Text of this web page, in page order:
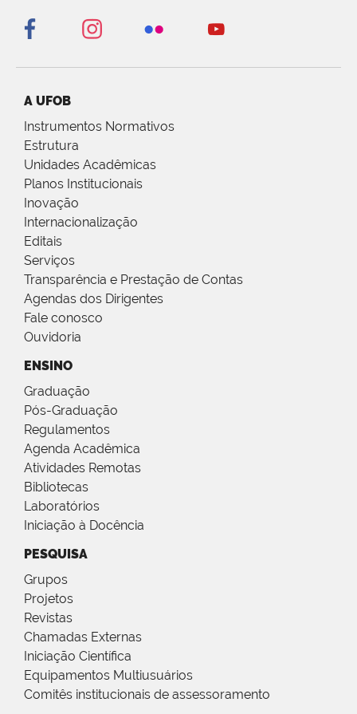
A UFOB
Instrumentos Normativos
Estrutura
Unidades Acadêmicas
Planos Institucionais
Inovação
Internacionalização
Editais
Serviços
Transparência e Prestação de Contas
Agendas dos Dirigentes
Fale conosco
Ouvidoria
ENSINO
Graduação
Pós-Graduação
Regulamentos
Agenda Acadêmica
Atividades Remotas
Bibliotecas
Laboratórios
Iniciação à Docência
PESQUISA
Grupos
Projetos
Revistas
Chamadas Externas
Iniciação Científica
Equipamentos Multiusuários
Comitês institucionais de assessoramento